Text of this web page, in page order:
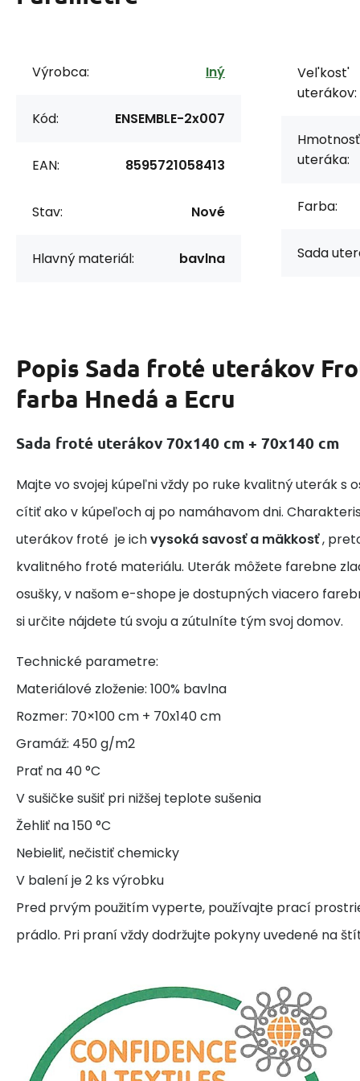
Výrobca: Iný
Kód: ENSEMBLE-2x007
EAN: 8595721058413
Stav: Nové
Hlavný materiál: bavlna
Vel'kost'
uterákov:
Hmotnosť
uteráka:
Farba:
Sada
Popis Sada froté uterákov
farba Hnedá a Ecru
Sada froté uterákov 70x140 cm + 70x140 cm
Majte vo svojej kúpeľni vždy po ruke kvalitný uterák s
cítiť ako v kúpeľoch aj po namáhavom dni.
uterákov froté je ichvysoká savosť a mäkkosť,
kvalitného froté materiálu. Uterák môžete farebne
osušky, v našom e-shope je dostupných viacero
si určite nájdete tú svoju a zútulníte tým svoj domov.
Technické parametre:
Materiálové zloženie: 100% bavlna
Rozmer: 70×100 cm + 70x140 cm
Gramáž: 450 g/m2
Prať na 40 °C
V sušičke sušiť pri nižšej teplote sušenia
Žehliť na 150 °C
Nebieliť, nečistiť chemicky
V balení je 2 ks výrobku
Pred prvým použitím vyperte, používajte prací
prádlo. Pri praní vždy dodržujte pokyny uvedené na